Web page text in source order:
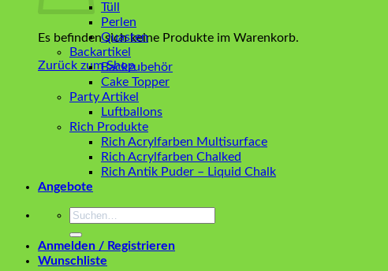
Es befinden sich keine Produkte im Warenkorb.
Zurück zum Shop
Tüll
Perlen
Quasten
Backartikel
Backzubehör
Cake Topper
Party Artikel
Luftballons
Rich Produkte
Rich Acrylfarben Multisurface
Rich Acrylfarben Chalked
Rich Antik Puder – Liquid Chalk
Angebote
Suchen
Anmelden / Registrieren
Wunschliste